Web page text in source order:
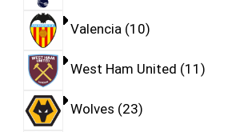
Valencia 10
West Ham United 11
Wolves 23